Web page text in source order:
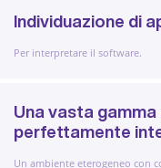
Individuazione di
Per interpretare il software.
Una vasta
perfettamente
Un ambiente eterogeneo con